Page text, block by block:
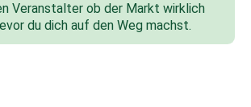
Veranstalter ob der Markt wirklich
du dich auf den Weg machst.